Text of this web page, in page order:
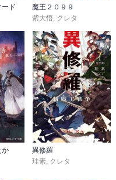
ード
魔王２０９９
紫大悟, クレタ
か
異修羅
珪素 クレタ